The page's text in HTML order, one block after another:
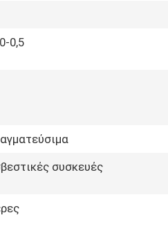
0,5
συσκευές